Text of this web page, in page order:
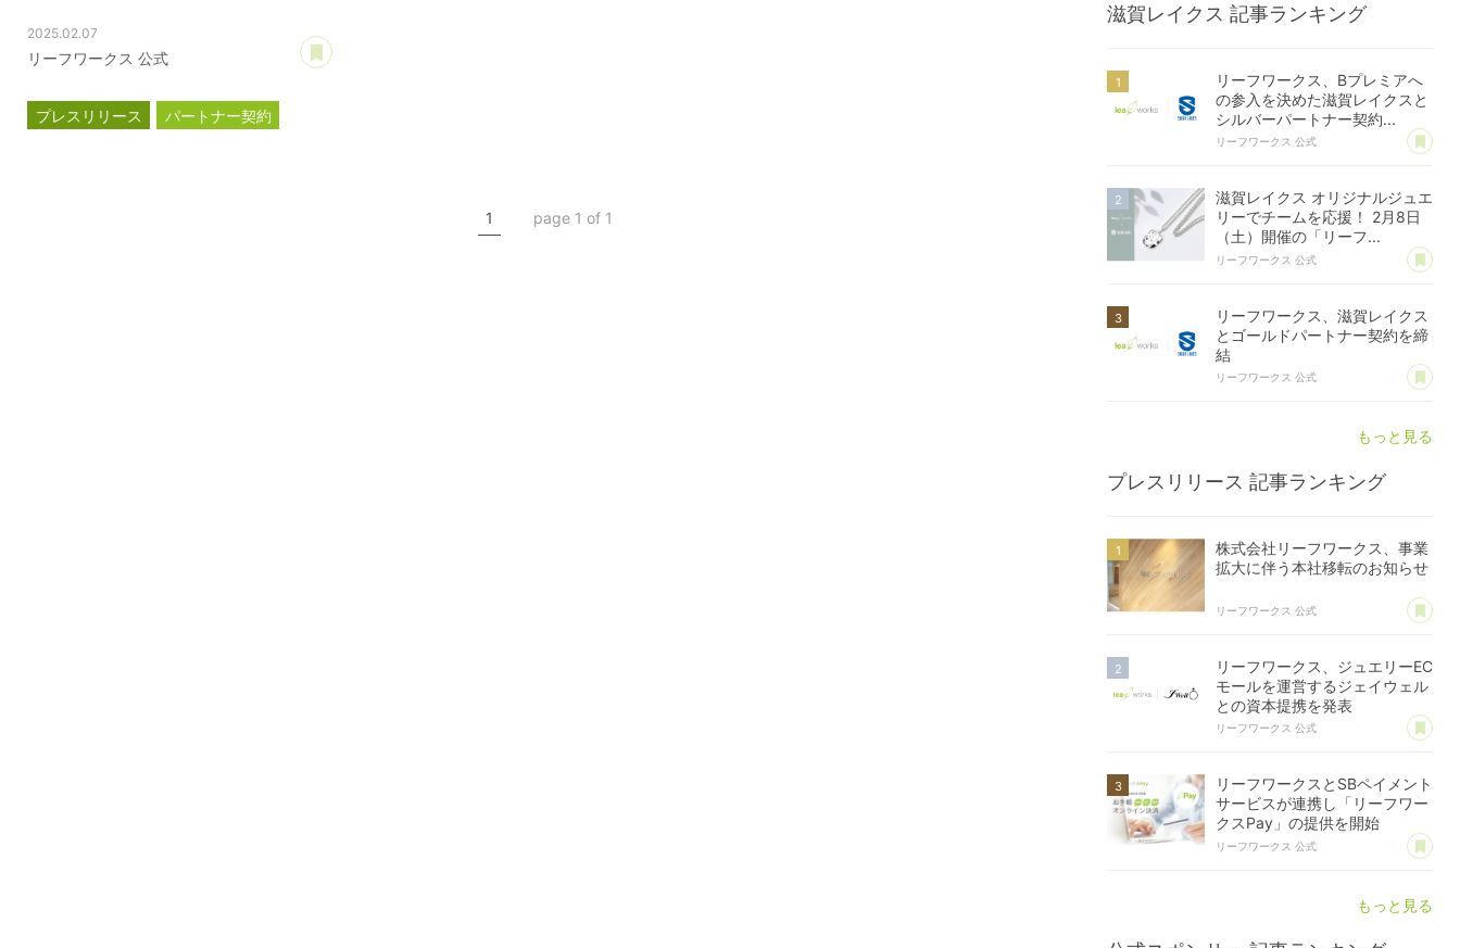
2025.02.07
リーフワークス 公式
プレスリリース
パートナー契約
1
page 1 of 1
滋賀レイクス 記事ランキング
リーフワークス、Bプレミアへ
の参入を決めた滋賀レイクスと
シルバーパートナー契約...
リーフワークス 公式 あ
滋賀レイクス オリジナルジュエ
リーでチームを応援！ 2月8日
（土）開催の「リーフ...
リーフワークス 公式 あ
リーフワークス、滋賀レイクス
とゴールドパートナー契約を締
結
リーフワークス 公式 あ
もっと見る
プレスリリース 記事ランキング
株式会社リーフワークス、事業
拡大に伴う本社移転のお知らせ
リーフワークス 公式 あ
リーフワークス、ジュエリーEC
モールを運営するジェイウェル
との資本提携を発表
リーフワークス 公式 あ
リーフワークスとSBペイメント
サービスが連携し「リーフワー
クスPay」の提供を開始
リーフワークス 公式 あ
もっと見る